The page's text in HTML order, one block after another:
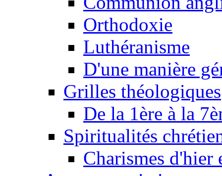
Orthodoxie
Luthéranisme
D'une manière
Grilles théologiques
De la 1ère à la
Spiritualités
Charismes